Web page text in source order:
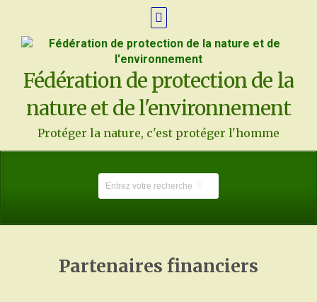
Fédération de protection de la
nature et de l'environnement
Protéger la nature, c'est protéger l'homme
Partenaires financiers